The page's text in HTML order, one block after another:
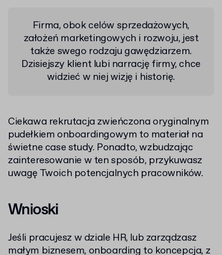
Firma, obok celów sprzedażowych,
założeń marketingowych i rozwoju, jest
także swego rodzaju gawędziarzem.
Dzisiejszy klient lubi narrację firmy, chce
widzieć w niej wizję i historię.
Ciekawa rekrutacja zwieńczona oryginalnym
pudełkiem onboardingowym to materiał na
świetne case study. Ponadto, wzbudzając
zainteresowanie w ten sposób, przykuwasz
uwagę Twoich potencjalnych pracowników.
Wnioski
Jeśli pracujesz w dziale HR, lub zarządzasz
małym biznesem, onboarding to koncepcja, z